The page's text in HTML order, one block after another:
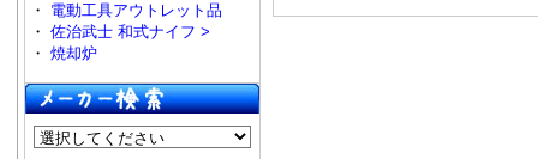
・ 電動工具アウトレット品
・ 佐治武士 和式ナイフ >
・ 焼却炉